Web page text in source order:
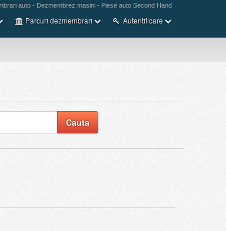
auto - Dezmembrez masini - Piese auto Second Hand
Parcuri dezmembrari Autentificare